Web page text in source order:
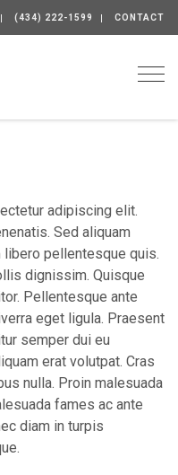
(434) 222-1599 CONTACT
adipiscing elit.
Sed aliquam
pellentesque quis.
dignissim. Quisque
Pellentesque ante
eget ligula. Praesent
semper dui eu
erat volutpat. Cras
nulla. Proin malesuada
fames ac ante
diam in turpis